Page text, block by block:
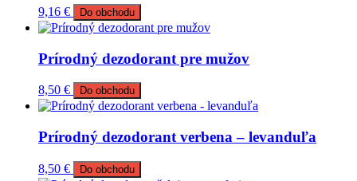
9,16 € Do obchodu
Prírodný dezodorant pre mužov
8,50 € Do obchodu
Prírodný dezodorant verbena – levanduľa
8,50 € Do obchodu